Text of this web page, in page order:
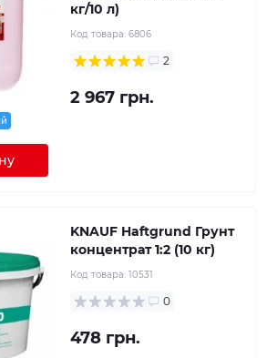
кг/10 л)
Код товара: 6806
2
2 967 грн.
KNAUF Haftgrund Грунт
концентрат 1:2 (10 кг)
Код товара: 10531
0
478 грн.